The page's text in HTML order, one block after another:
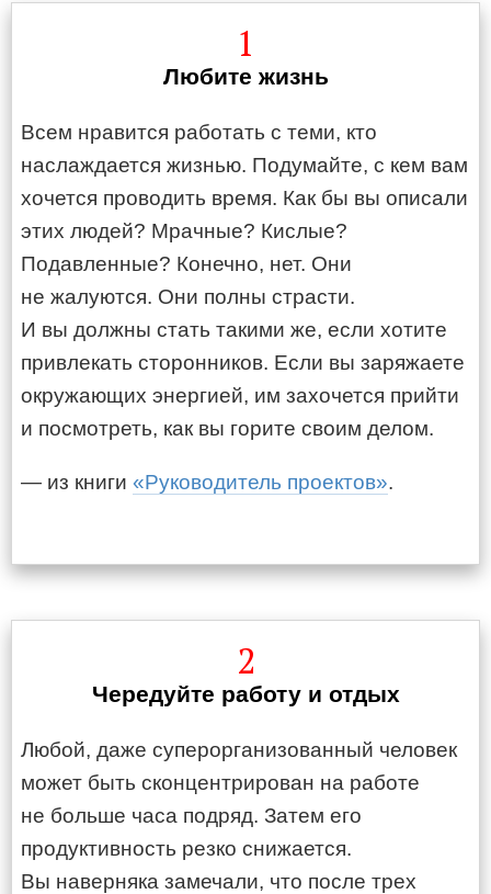
1
Любите жизнь
Всем нравится работать с теми, кто
наслаждается жизнью. Подумайте, с кем вам
хочется проводить время. Как бы вы описали
этих людей? Мрачные? Кислые?
Подавленные? Конечно, нет. Они
не жалуются. Они полны страсти.
И вы должны стать такими же, если хотите
привлекать сторонников. Если вы заряжаете
окружающих энергией, им захочется прийти
и посмотреть, как вы горите своим делом.
— из книги «Руководитель проектов».
2
Чередуйте работу и отдых
Любой, даже суперорганизованный человек
может быть сконцентрирован на работе
не больше часа подряд. Затем его
продуктивность резко снижается.
Вы наверняка замечали, что после трех